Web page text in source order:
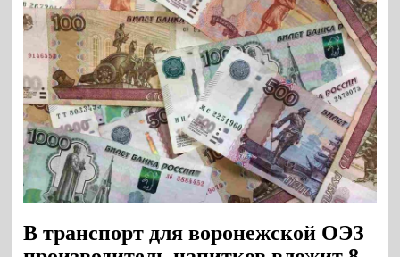
В транспорт для воронежской ОЭЗ